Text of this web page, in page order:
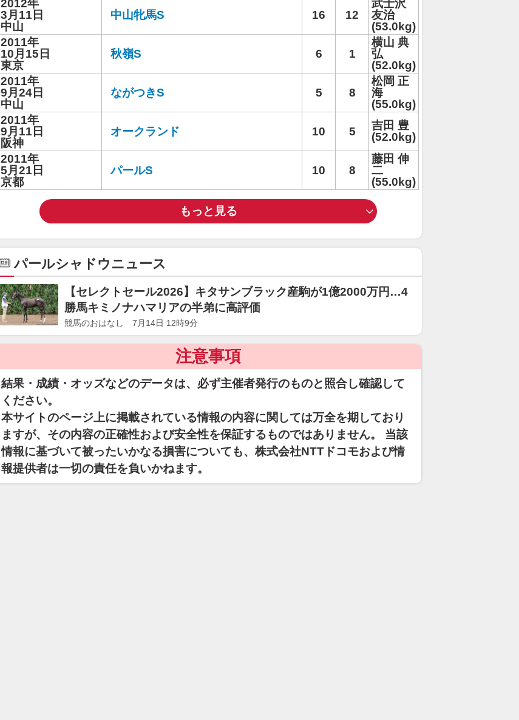
2012年
3月11日
中山
中山牝馬S 16 12
武士沢
友治
(53.0kg)
2011年
10月15日
東京
秋嶺S 6 1
横山 典
弘
(52.0kg)
2011年
9月24日
中山
ながつきS 5 8
松岡 正
海
(55.0kg)
2011年
9月11日
阪神
オークランド 10 5
吉田 豊
(52.0kg)
2011年
5月21日
京都
パールS 10 8
藤田 伸
二
(55.0kg)
もっと見る
パールシャドウニュース
【セレクトセール2026】キタサンブラック産駒が1億2000万円…4
勝馬キミノナハマリアの半弟に高評価
競馬のおはなし 7月14日 12時9分
注意事項
結果・成績・オッズなどのデータは、必ず主催者発行のものと照合し確認して
ください。
本サイトのページ上に掲載されている情報の内容に関しては万全を期しており
ますが、その内容の正確性および安全性を保証するものではありません。 当該
情報に基づいて被ったいかなる損害についても、株式会社NTTドコモおよび情
報提供者は一切の責任を負いかねます。